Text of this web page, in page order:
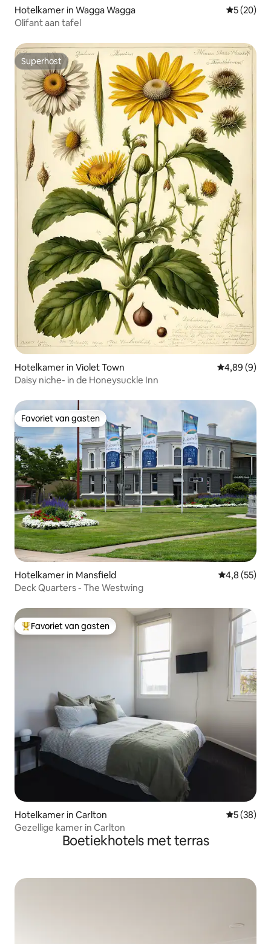
Hotelkamer in Wagga Wagga
5 (20)
Olifant aan tafel
Superhost
Superhost
Hotelkamer in Violet Town Gemiddelde
4,89 (9)
Daisy niche- in de Honeysuckle Inn
Favoriet van gasten
Favoriet van gasten
Hotelkamer in Mansfield
4,8 (55)
Deck Quarters - The Westwing
Topfavoriet van gasten
Favoriet van gasten
Hotelkamer in Carlton
5 (38)
Gezellige kamer in Carlton
Boetiekhotels met terras